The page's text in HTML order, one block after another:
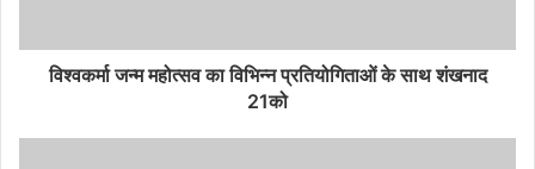
विश्वकर्मा जन्म महोत्सव का विभिन्न प्रतियोगिताओं के साथ शंखनाद
21को